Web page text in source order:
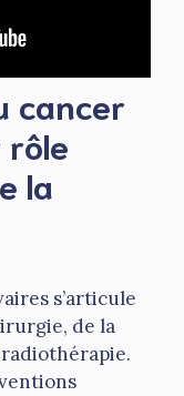
cancer
rôle
la
s’articule
de la